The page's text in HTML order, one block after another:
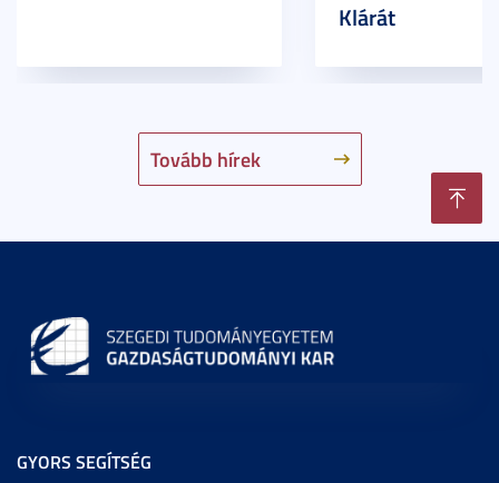
Tovább hírek
Klárát
GYORS SEGÍTSÉG